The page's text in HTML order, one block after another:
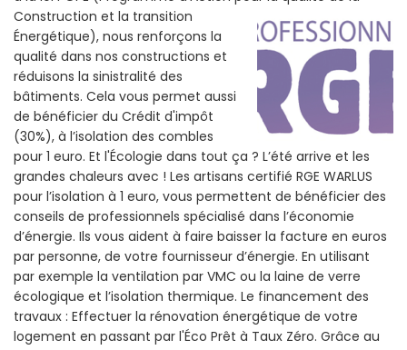
Construction et la transition
Énergétique), nous renforçons la
qualité dans nos constructions et
réduisons la sinistralité des
bâtiments. Cela vous permet aussi
de bénéficier du Crédit d'impôt
(30%), à l’isolation des combles
pour 1 euro. Et l'Écologie dans tout ça ? L’été arrive et les
grandes chaleurs avec ! Les artisans certifié RGE WARLUS
pour l’isolation à 1 euro, vous permettent de bénéficier des
conseils de professionnels spécialisé dans l’économie
d’énergie. Ils vous aident à faire baisser la facture en euros
par personne, de votre fournisseur d’énergie. En utilisant
par exemple la ventilation par VMC ou la laine de verre
écologique et l’isolation thermique. Le financement des
travaux : Effectuer la rénovation énergétique de votre
logement en passant par l'Éco Prêt à Taux Zéro. Grâce au